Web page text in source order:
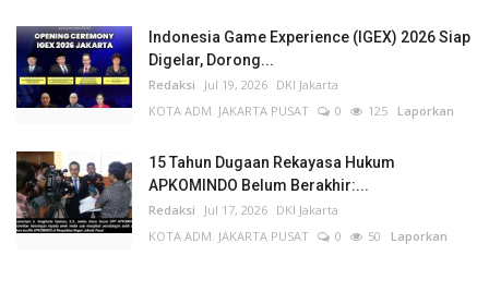
Indonesia Game Experience (IGEX) 2026 Siap
Digelar, Dorong...
Redaksi Jul 19, 2026 DKI Jakarta
KOTA ADM. JAKARTA PUSAT
0 125 Laporkan
15 Tahun Dugaan Rekayasa Hukum
APKOMINDO Belum Berakhir:...
Redaksi Jul 17, 2026 DKI Jakarta
KOTA ADM. JAKARTA PUSAT
0 50 Laporkan